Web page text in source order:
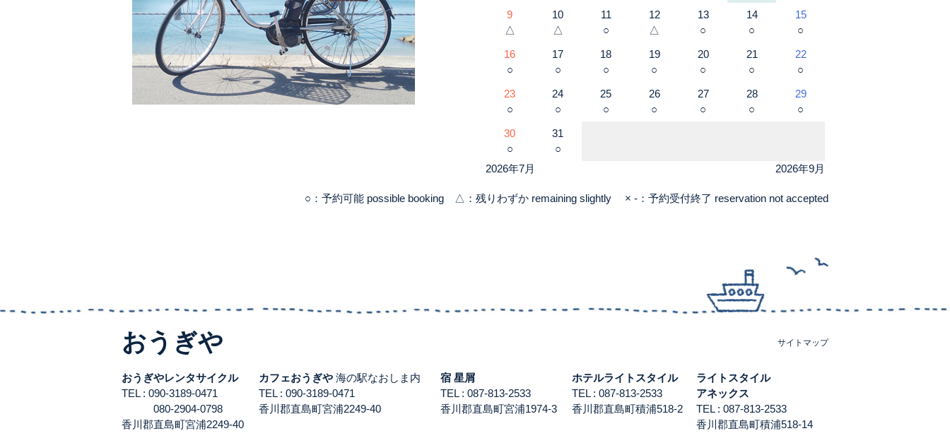
9
△
10
△
11
○
12
△
13
○
14
○
15
○
16
○
17
○
18
○
19
○
20
○
21
○
22
○
23
○
24
○
25
○
26
○
27
○
28
○
29
○
30
○
31
○
2026年7月
2026年9月
○：予約可能 possible booking △：残りわずか remaining slightly × -：予約受付終了 reservation not accepted
おうぎや サイトマップ
おうぎやレンタサイクル
TEL : 090-3189-0471
080-2904-0798
香川郡直島町宮浦2249-40
カフェおうぎや 海の駅なおしま内
TEL : 090-3189-0471
香川郡直島町宮浦2249-40
宿 星屑
TEL : 087-813-2533
香川郡直島町宮浦1974-3
ホテルライトスタイル
TEL : 087-813-2533
香川郡直島町積浦518-2
ライトスタイル
アネックス
TEL : 087-813-2533
香川郡直島町積浦518-14